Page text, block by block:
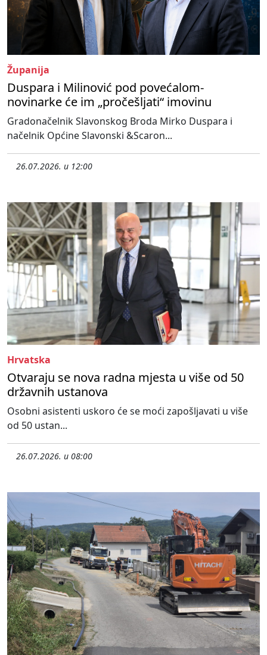
Županija
Duspara i Milinović pod povećalom-
novinarke će im „pročešljati“ imovinu
Gradonačelnik Slavonskog Broda Mirko Duspara i
načelnik Općine Slavonski &Scaron...
26.07.2026. u 12:00
Hrvatska
Otvaraju se nova radna mjesta u više od 50
državnih ustanova
Osobni asistenti uskoro će se moći zapošljavati u više
od 50 ustan...
26.07.2026. u 08:00